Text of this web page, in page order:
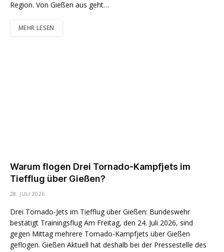
Region. Von Gießen aus geht…
MEHR LESEN
Warum flogen Drei Tornado-Kampfjets im
Tiefflug über Gießen?
28. JULI 2026
Drei Tornado-Jets im Tiefflug über Gießen: Bundeswehr
bestätigt Trainingsflug Am Freitag, den 24. Juli 2026, sind
gegen Mittag mehrere Tornado-Kampfjets über Gießen
geflogen. Gießen Aktuell hat deshalb bei der Pressestelle des